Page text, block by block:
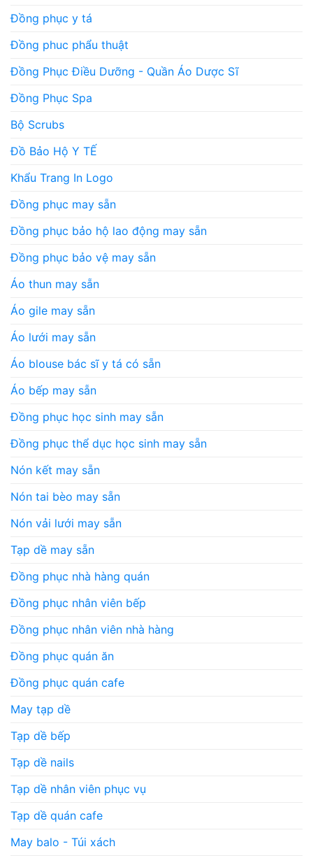
Đồng phục y tá
Đồng phuc phẩu thuật
Đồng Phục Điều Dưỡng - Quần Áo Dược Sĩ
Đồng Phục Spa
Bộ Scrubs
Đồ Bảo Hộ Y TẾ
Khẩu Trang In Logo
Đồng phục may sẵn
Đồng phục bảo hộ lao động may sẵn
Đồng phục bảo vệ may sẵn
Áo thun may sẵn
Áo gile may sẵn
Áo lưới may sẵn
Áo blouse bác sĩ y tá có sẵn
Áo bếp may sẵn
Đồng phục học sinh may sẵn
Đồng phục thể dục học sinh may sẵn
Nón kết may sẵn
Nón tai bèo may sẵn
Nón vải lưới may sẵn
Tạp dề may sẵn
Đồng phục nhà hàng quán
Đồng phục nhân viên bếp
Đồng phục nhân viên nhà hàng
Đồng phục quán ăn
Đồng phục quán cafe
May tạp dề
Tạp dề bếp
Tạp dề nails
Tạp dề nhân viên phục vụ
Tạp dề quán cafe
May balo - Túi xách